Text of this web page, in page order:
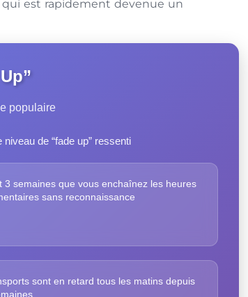
qui est rapidement devenue un
populaire
de “fade up” ressenti
3 semaines que vous enchaînez les heures
sans reconnaissance
sont en retard tous les matins depuis